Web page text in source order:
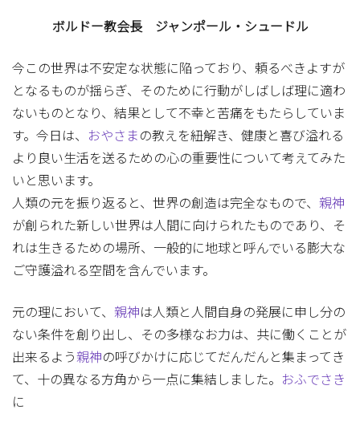
ボルドー教会長 ジャンポール・シュードル
今この世界は不安定な状態に陥っており、頼るべきよすが
となるものが揺らぎ、そのために行動がしばしば理に適わ
ないものとなり、結果として不幸と苦痛をもたらしていま
す。今日は、
おやさま の教えを紐解き、健康と喜び溢れる
より良い生活を送るための心の重要性について考えてみた
いと思います。
人類の元を振り返ると、世界の創造は完全なもので、 親神
が創られた新しい世界は人間に向けられたものであり、そ
れは生きるための場所、一般的に地球と呼んでいる膨大な
ご守護溢れる空間を含んでいます。
元の理において、 親神は人類と人間自身の発展に申し分の
ない条件を創り出し、その多様なお力は、共に働くことが
出来るよう親神の呼びかけに応じてだんだんと集まってき
て、十の異なる方角から一点に集結しました。
おふでさき
に